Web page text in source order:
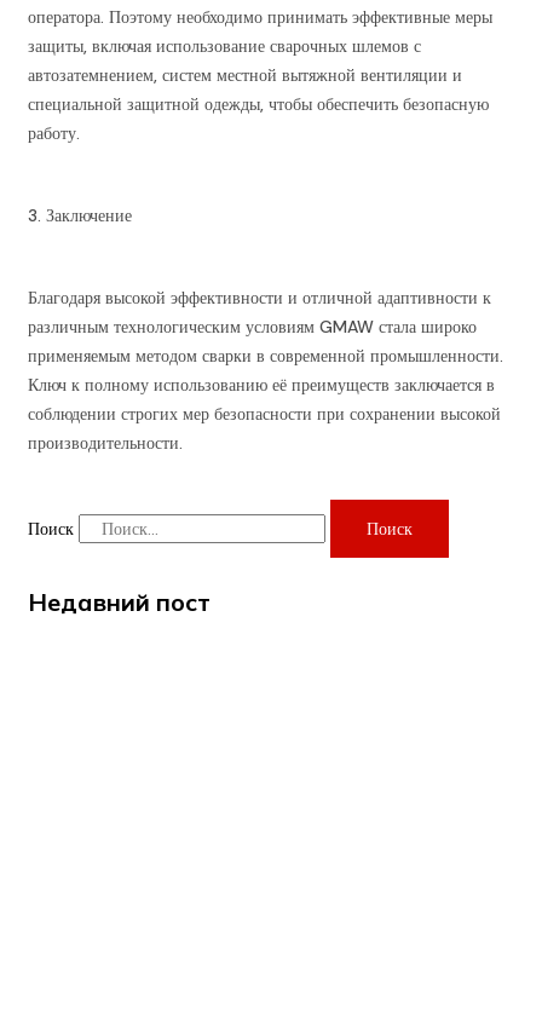
оператора. Поэтому необходимо принимать эффективные меры
защиты, включая использование сварочных шлемов с
автозатемнением, систем местной вытяжной вентиляции и
специальной защитной одежды, чтобы обеспечить безопасную
работу.
3. Заключение
Благодаря высокой эффективности и отличной адаптивности к
различным технологическим условиям GMAW стала широко
применяемым методом сварки в современной промышленности.
Ключ к полному использованию её преимуществ заключается в
соблюдении строгих мер безопасности при сохранении высокой
производительности.
Поиск Поиск
Недавний пост